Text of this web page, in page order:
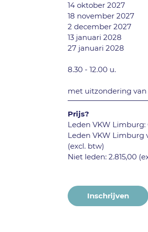
14 oktober 2027
18 november 2027
2 december 2027
13 januari 2028
27 januari 2028
8.30 - 12.00 u.
met uitzondering van
Prijs?
Leden VKW Limburg:
Leden VKW Limburg
(excl. btw)
Niet leden: 2.815,00
Inschrijven